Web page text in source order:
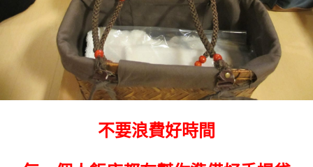
不要浪費好時間